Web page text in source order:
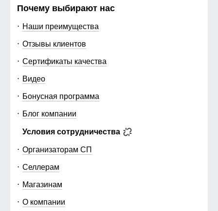
Почему выбирают нас
Наши преимущества
Отзывы клиентов
Сертификаты качества
Видео
Бонусная программа
Блог компании
Условия сотрудничества
Организаторам СП
Селлерам
Магазинам
О компании